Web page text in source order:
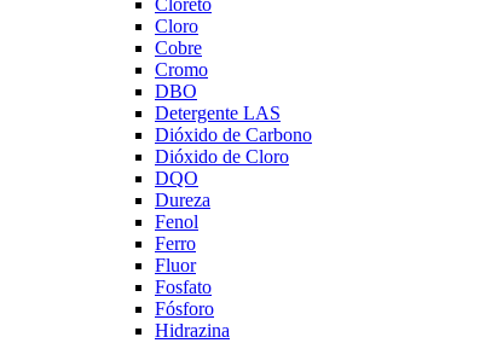
Cloreto
Cloro
Cobre
Cromo
DBO
Detergente LAS
Dióxido de Carbono
Dióxido de Cloro
DQO
Dureza
Fenol
Ferro
Fluor
Fosfato
Fósforo
Hidrazina